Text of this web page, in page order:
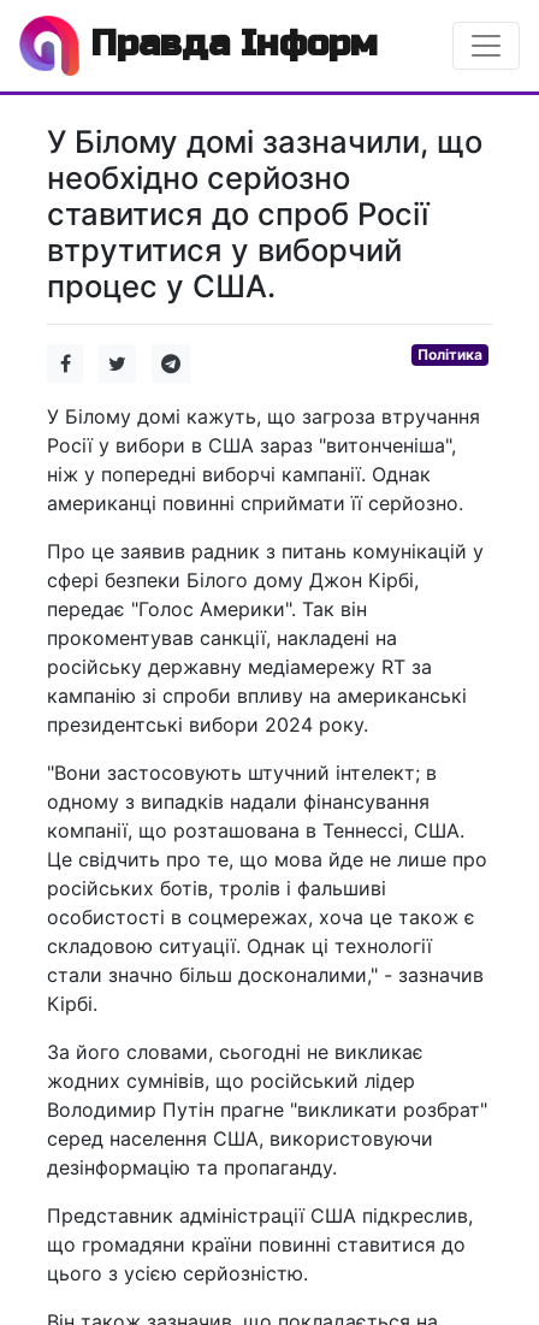
Правда Інформ
У Білому домі зазначили, що
необхідно серйозно
ставитися до спроб Росії
втрутитися у виборчий
процес у США.
Політика
У Білому домі кажуть, що загроза втручання
Росії у вибори в США зараз "витонченіша",
ніж у попередні виборчі кампанії. Однак
американці повинні сприймати її серйозно.
Про це заявив радник з питань комунікацій у
сфері безпеки Білого дому Джон Кірбі,
передає "Голос Америки". Так він
прокоментував санкції, накладені на
російську державну медіамережу RT за
кампанію зі спроби впливу на американські
президентські вибори 2024 року.
"Вони застосовують штучний інтелект; в
одному з випадків надали фінансування
компанії, що розташована в Теннессі, США.
Це свідчить про те, що мова йде не лише про
російських ботів, тролів і фальшиві
особистості в соцмережах, хоча це також є
складовою ситуації. Однак ці технології
стали значно більш досконалими," - зазначив
Кірбі.
За його словами, сьогодні не викликає
жодних сумнівів, що російський лідер
Володимир Путін прагне "викликати розбрат"
серед населення США, використовуючи
дезінформацію та пропаганду.
Представник адміністрації США підкреслив,
що громадяни країни повинні ставитися до
цього з усією серйозністю.